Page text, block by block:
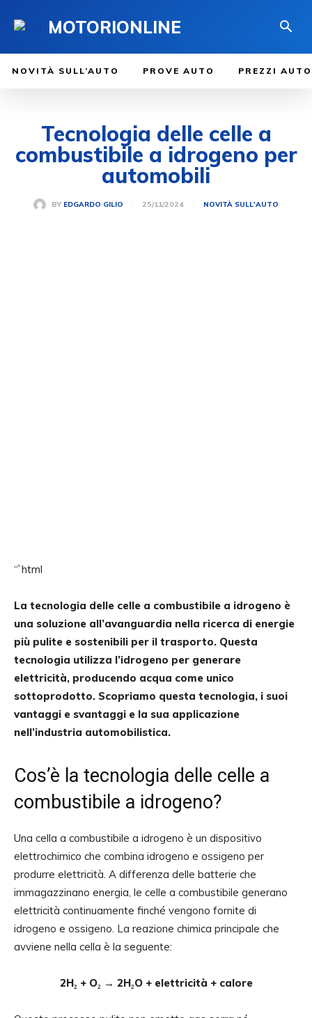
MOTORIONLINE
NOVITÀ SULL’AUTO PROVE AUTO PREZZI AUTO
Tecnologia delle celle a
combustibile a idrogeno per
automobili
BY EDGARDO GILIO 25/11/2024 NOVITÀ SULL'AUTO
“`html
La tecnologia delle celle a combustibile a idrogeno è
una soluzione all’avanguardia nella ricerca di energie
più pulite e sostenibili per il trasporto. Questa
tecnologia utilizza l’idrogeno per generare
elettricità, producendo acqua come unico
sottoprodotto. Scopriamo questa tecnologia, i suoi
vantaggi e svantaggi e la sua applicazione
nell’industria automobilistica.
Cos’è la tecnologia delle celle a
combustibile a idrogeno?
Una cella a combustibile a idrogeno è un dispositivo
elettrochimico che combina idrogeno e ossigeno per
produrre elettricità. A differenza delle batterie che
immagazzinano energia, le celle a combustibile generano
elettricità continuamente finché vengono fornite di
idrogeno e ossigeno. La reazione chimica principale che
avviene nella cella è la seguente:
2H₂ + O₂ → 2H₂O + elettricità + calore